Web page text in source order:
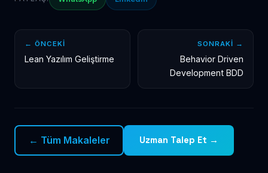
← ÖNCEKI
Lean Yazılım Geliştirme
SONRAKI →
Behavior Driven
Development BDD
← Tüm Makaleler Uzman Talep Et →